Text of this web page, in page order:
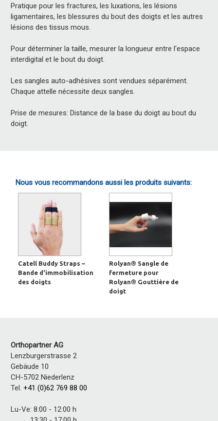
Pratique pour les fractures, les luxations, les lésions
ligamentaires, les blessures du bout des doigts et les autres
lésions des tissus mous.
Pour déterminer la taille, mesurer la longueur entre l'espace
interdigital et le bout du doigt.
Les sangles auto-adhésives sont vendues séparément.
Chaque attelle nécessite deux sangles.
Prise de mesures: Distance de la base du doigt au bout du
doigt.
Nous vous recommandons aussi les produits suivants:
Catell Buddy Straps –
Bande d'immobilisation
des doigts
Rolyan® Sangle de
fermeture pour
Rolyan® Gouttière de
doigt
Orthopartner AG
Lenzburgerstrasse 2
Gebäude 10
CH-5702 Niederlenz
Tel.+41 (0)62 769 88 00
Lu-Ve: 8:00 - 12:00 h